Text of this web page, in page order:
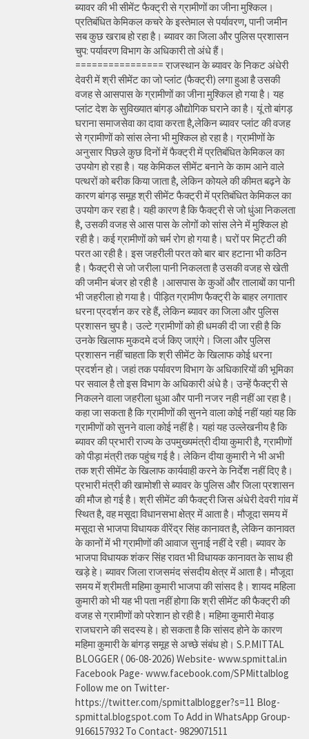
ब्यावर की भी सीमेंट फैक्ट्री से ग्रामीणों का जीना मुश्किल।
प्रतिबंधित केमिकल कचरे के इस्तेमाल से पर्यावरण, पानी जमीन
सब कुछ खराब हो रहा है। ब्यावर का जिला और पुलिस प्रशासन
चुप: पर्यावरण विभाग के अधिकारी तो अंधे हैं।
================ राजस्थान के ब्यावर के निकट अंधेरी
देवरी में श्री सीमेंट का जो प्लांट (फैक्ट्री) लगा हुआ है उसकी
वजह से आसपास के ग्रामीणों का जीना मुश्किल हो गया है। यह
प्लांट देश के सुविख्यात बांगड़ औद्योगिक घराने का है। यूं तो बांगड़
घराना समाजसेवा का दावा करता है,लेकिन ब्यावर प्लांट की वजह
से ग्रामीणों को सांस लेना भी मुश्किल हो रहा है। ग्रामीणों के
अनुसार पिछले कुछ दिनों में फैक्ट्री में प्रतिबंधित केमिकल का
उपयोग हो रहा है। यह केमिकल सीमेंट बनाने के काम आने वाले
पत्थरों को बरीक किया जाता है, लेकिन कोयले की कीमत बढ़ने के
कारण बांगड़ समूह श्री सीमेंट फैक्ट्री में प्रतिबंधित केमिकल का
उपयोग कर रहा है। यही कारण है कि फैक्ट्री से जो धुंआ निकलता
है, उसकी वजह से आस पास के लोगों को सांस लेने में मुश्किल हो
रही है। कई ग्रामीणों को चर्म रोग हो गया है। घरों पर मिट्टी की
परत आ रही है। इस जहरीली परत को बार बार हटाना भी कठिन
है। फैक्ट्री से जो जरीला पानी निकलता है उसकी वजह से खेती
की जमीन बंजर हो रही है ।आसपास के कुओं और तालाबों का पानी
भी जहरीला हो गया है। पीड़ित ग्रामीण फैक्ट्री के बाहर लगातार
धरना प्रदर्शन कर रहे हैं, लेकिन ब्यावर का जिला और पुलिस
प्रशासन चुप है। उल्टे ग्रामीणों को ही धमकी दी जा रही है कि
उनके खिलाफ मुकदमे दर्ज किए जाएंगे। जिला और पुलिस
प्रशासन नहीं चाहता कि श्री सीमेंट के खिलाफ कोई धरना
प्रदर्शन हो। जहां तक पर्यावरण विभाग के अधिकारियों की भूमिका
पर सवाल है तो इस विभाग के अधिकारी अंधे है। उन्हें फैक्ट्री से
निकलने वाला जहरीला धुआ और पानी नजर नही नहीं आ रहा है।
कहा जा सकता है कि ग्रामीणों की सुनने वाला कोई नहीं यहां यह कि
ग्रामीणों को सुनने वाला कोई नहीं है। यहां यह उल्लेखनीय है कि
ब्यावर की प्रभारी राज्य के उपमुख्यमंत्री दीया कुमारी है, ग्रामीणों
को पीड़ा मंत्री तक पहुंच गई है। लेकिन दीया कुमारी ने भी अभी
तक श्री सीमेंट के खिलाफ कार्यवाही करने के निर्देश नहीं दिए है।
प्रभारी मंत्री की खामोशी से ब्यावर के पुलिस और जिला प्रशासन
की मौज हो गई है। श्री सीमेंट की फैक्ट्री जिस अंधेरी देवरी गांव में
स्थित है, वह मसूदा विधानसभा क्षेत्र में आता है। मौजूदा समय में
मसूदा से भाजपा विधायक वीरेंद्र सिंह कानावत है, लेकिन कानावत
के कानों में भी ग्रामीणों की आवाज सुनाई नहीं दे रही। ब्यावर के
भाजपा विधायक शंकर सिंह रावत भी विधायक कानावत के साथ ही
खड़े हे। ब्यावर जिला राजसमंद संसदीय क्षेत्र में आता है। मौजूदा
समय में श्रीमती महिमा कुमारी भाजपा की सांसद है। शायद महिला
कुमारी को भी यह भी पता नहीं होगा कि श्री सीमेंट की फैक्ट्री की
वजह से ग्रामीणों को परेशान हो रही है। महिमा कुमारी मेवाड़
राजघराने की सदस्य हे। हो सकता है कि सांसद होने के कारण
महिमा कुमारी के बांगड़ समूह से अच्छे संबंध हो। S.P.MITTAL
BLOGGER ( 06-08-2026) Website- www.spmittal.in
Facebook Page- www.facebook.com/SPMittalblog
Follow me on Twitter-
https://twitter.com/spmittalblogger?s=11 Blog-
spmittal.blogspot.com To Add in WhatsApp Group-
9166157932 To Contact- 9829071511